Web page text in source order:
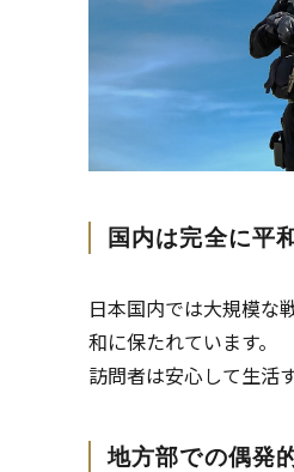
国内は完全に平
日本国内では大規模な
和に保たれています。
訪問者は安心して生活
地方部での偶発